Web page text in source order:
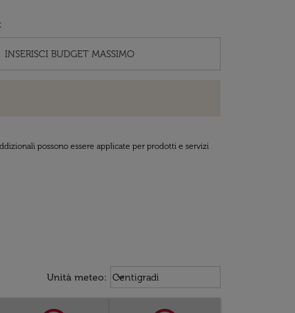
possono essere applicate per prodotti e servizi
Unità meteo: Weather unit option Centigradi
Centigradi
keyboard_arrow_down